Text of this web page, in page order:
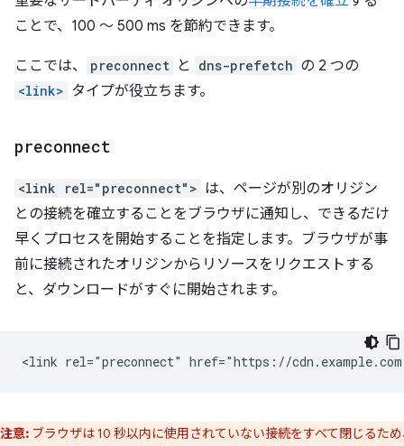
ことで、100 ～ 500 ms を節約できます。
ここでは、 preconnect と dns-prefetch の 2 つの
<link> タイプが役立ちます。
preconnect
<link rel="preconnect"> は、ページが別のオリジン
との接続を確立することをブラウザに通知し、できるだけ
早くプロセスを開始することを指定します。ブラウザが事
前に接続されたオリジンからリソースをリクエストする
と、ダウンロードがすぐに開始されます。
注意: ブラウザは 10 秒以内に使用されていない接続をすべて閉じるた